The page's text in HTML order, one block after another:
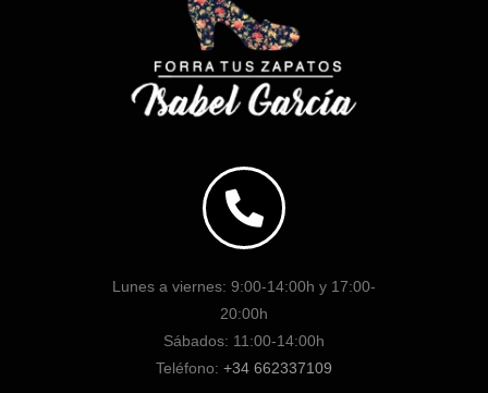
Lunes a viernes: 9:00-14:00h y 17:00-
20:00h
Sábados: 11:00-14:00h
Teléfono: +34 662337109